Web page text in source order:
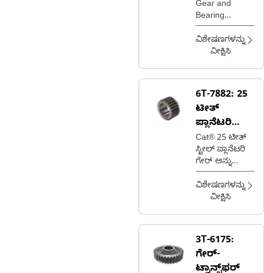
ಬೇರಿಂಗ್
Gear and
Bearing
enables
controlled
rotation of the
upper
structure,
facilitating
smooth and
accurate
swinging
movements
ವಿಶೇಷಣಗಳನ್ನು
ವೀಕ್ಷಿಸಿ
6T-7882: 25
ಟೀತ್
ಪ್ಲಾನೆಟರಿ
ಗೇರ್
Cat® 25 ಟೀತ್
ಸ್ಟೀಲ್ ಪ್ಲಾನೆಟರಿ
ಗೇರ್ ಅನ್ನು
ಟ್ರಾನ್ಸ್‌ಮಿಶನ್‌ನಲ್ಲಿ
ಬಳಸಲಾಗುತ್ತದೆ
ವಿಶೇಷಣಗಳನ್ನು
ವೀಕ್ಷಿಸಿ
3T-6175:
ಗೇರ್-
ಟ್ರಾನ್ಸ್‌ಫರ್